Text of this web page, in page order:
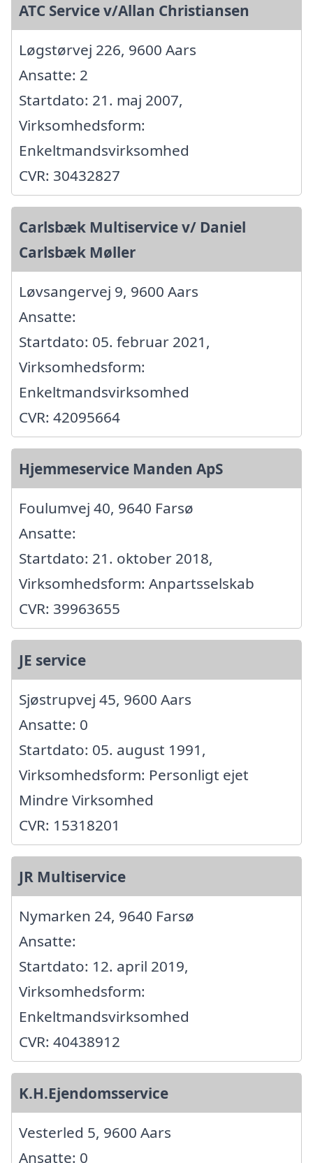
ATC Service v/Allan Christiansen
Løgstørvej 226, 9600 Aars
Ansatte: 2
Startdato: 21. maj 2007,
Virksomhedsform:
Enkeltmandsvirksomhed
CVR: 30432827
Carlsbæk Multiservice v/ Daniel
Carlsbæk Møller
Løvsangervej 9, 9600 Aars
Ansatte:
Startdato: 05. februar 2021,
Virksomhedsform:
Enkeltmandsvirksomhed
CVR: 42095664
Hjemmeservice Manden ApS
Foulumvej 40, 9640 Farsø
Ansatte:
Startdato: 21. oktober 2018,
Virksomhedsform: Anpartsselskab
CVR: 39963655
JE service
Sjøstrupvej 45, 9600 Aars
Ansatte: 0
Startdato: 05. august 1991,
Virksomhedsform: Personligt ejet
Mindre Virksomhed
CVR: 15318201
JR Multiservice
Nymarken 24, 9640 Farsø
Ansatte:
Startdato: 12. april 2019,
Virksomhedsform:
Enkeltmandsvirksomhed
CVR: 40438912
K.H.Ejendomsservice
Vesterled 5, 9600 Aars
Ansatte: 0